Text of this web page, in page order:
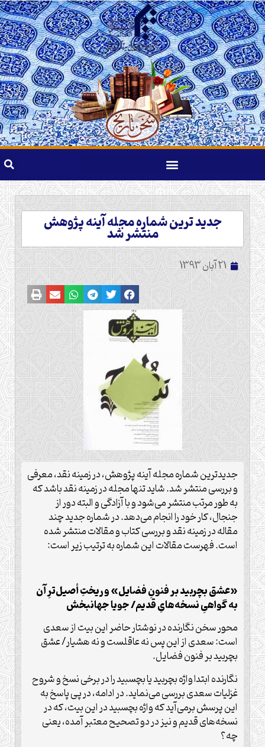
جدید ترین شماره مجله آینه پژوهش
منتشر شد
21 آبان 1393
جدیدترین شماره مجله آینه پژوهش، در زمینه نقد، معرفی
و بررسی منتشر شد. شاید تنها مجله در زمینه نقد باشد که
به طور مرتب منتشر می‌شود و با آزادگی و البته دور از
جنجال، کار خود را انجام می‌دهد. در شماره جدید چند
مقاله در زمینه نقد و بررسی کتاب و مقالات منتشر شده
است. فهرست مقالات این شماره به ترتیب زیر است:
«عشق بچربید بر فنونِ فضایل» و ریختِ أصیل‌ترِ آن
به گواهیِ نسخه‌هایِ قدیم/ جویا جهانبخش
محور سخن نگارنده در نوشتار حاضر این بیت از سعدی
است: سعدی از این پس نه عاقلست و نه هشیار/ عشق
بچربید بر فنون فضایل.
نگارنده ابتدا واژه بچربید یا بچسبید را در برخی نسخ و شروح
غزلیات سعدی بررسی می‌نماید. در ادامه، در پی پاسخ به
این پرسش برمی‌آید که واژه بچسبید در این بیت، که در
نسخه‌های قدیم و نیز در دو تصحیح معتبر آمده، یعنی
چه؟